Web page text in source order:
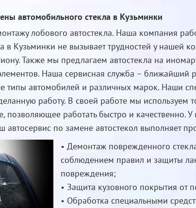
автомобильного стекла в Кузьминки
лобового автостекла. Наша компания
в Кузьминки не вызывает трудностей у
Также мы предлагаем автостекла на
Наша сервисная служба – ближайший
типы автомобилей и различных марок. Наши
работу. В своей работе мы используем
работать быстро и качественно. У
по замене автостекол выполняет
• Демонтаж поврежденного
соблюдением правил и защиты
повреждения;
• Защита кузовного покрытия от
• Обработка специальными